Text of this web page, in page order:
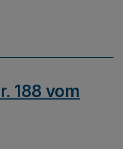
188 vom